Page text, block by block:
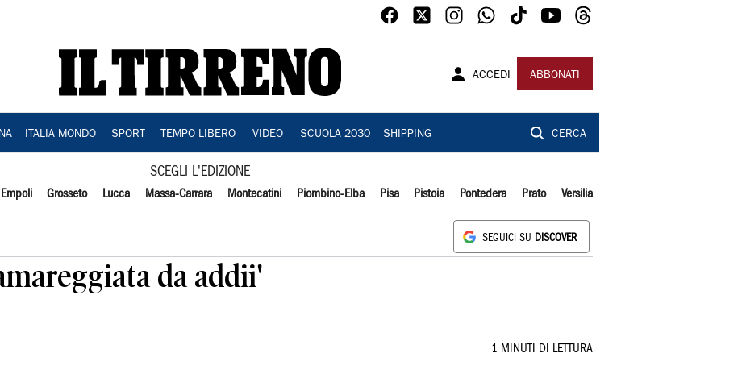
ACCEDI ABBONATI
ITALIA MONDO SPORT TEMPO LIBERO VIDEO SCUOLA 2030 SHIPPING CERCA
SCEGLI L'EDIZIONE
Empoli Grosseto Lucca Massa-Carrara Montecatini Piombino-Elba Pisa Pistoia Pontedera Prato Versilia
SEGUICI SU DISCOVER
da addii'
1 MINUTI DI LETTURA